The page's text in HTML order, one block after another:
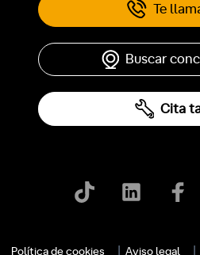
Te
Buscar
Cita
Política de cookies Aviso legal